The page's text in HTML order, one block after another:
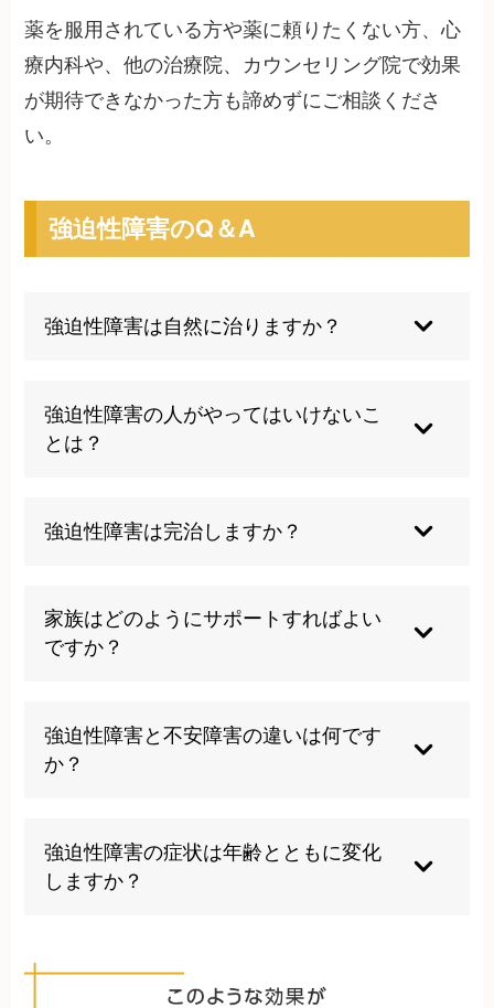
薬を服用されている方や薬に頼りたくない方、心
療内科や、他の治療院、カウンセリング院で効果
が期待できなかった方も諦めずにご相談くださ
い。
強迫性障害のQ＆A
強迫性障害は自然に治りますか？
切な治療を受けることで症状の改善が期待できま
すが、放置すると症状が悪化することが多いで
強迫性障害の人がやってはいけないこ
とは？
は避けるべきです。また、不安から回避行動を増
やしていくことも症状を悪化させます。自己判断
だ、やってはいけないとわかっていても、やって
しまうのがこの症状でもありますので、まずは専
門家にご相談ください。
強迫性障害は完治しますか？
りますが、適切な治療により多くの方が寛解レベ
ル（症状の80%程度が改善）まで回復します。た
だし、症状の一部が習慣として残ることもありま
家族はどのようにサポートすればよい
ですか？
るもの」として毅然とした態度で接することが大
切です。ただし、本人を責めるのではなく、強迫
強迫性障害と不安障害の違いは何です
か？
念と強迫行為のパターンが特徴で、他の不安障害
と比べて「わかっていてもやめられない」という
認識があることが特徴的です。
強迫性障害の症状は年齢とともに変化
しますか？
あります。ストレスが増えると悪化し、環境が安
定すると軽減することもあります。また、内容が